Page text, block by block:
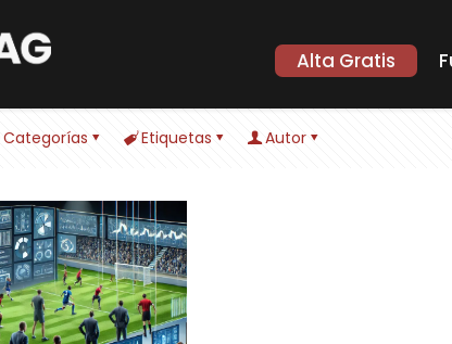
Alta Gratis
Categorías Etiquetas Autor